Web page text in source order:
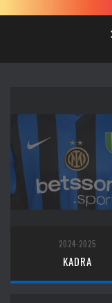
2024-2025
KADRA